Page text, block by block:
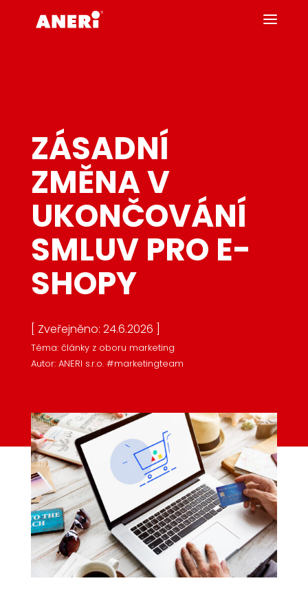
ZÁSADNÍ
ZMĚNA V
UKONČOVÁNÍ
SMLUV PRO E-
SHOPY
[ Zveřejněno: 24.6.2026 ]
Téma: články z oboru marketing
Autor: ANERI s.r.o. #marketingteam